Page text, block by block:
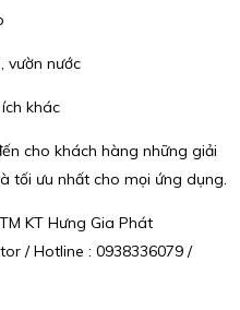
vườn nước
khác
cho khách hàng những giải
tối ưu nhất cho mọi ứng dụng.
KT Hưng Gia Phát
/ Hotline : 0938336079 /